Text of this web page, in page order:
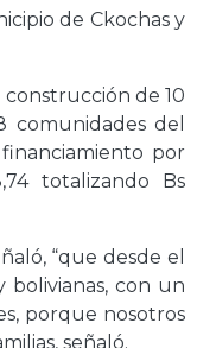
de Ckochas y
construcción de 10
comunidades del
por
totalizando Bs
“que desde el
bolivianas, con un
porque nosotros
señaló.